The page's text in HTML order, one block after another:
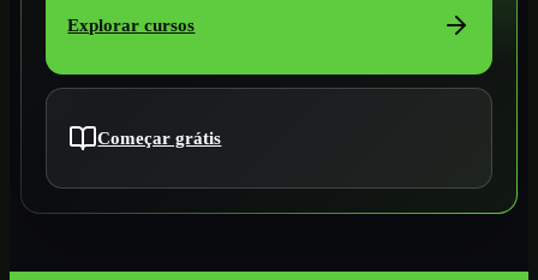
Explorar cursos
Começar grátis